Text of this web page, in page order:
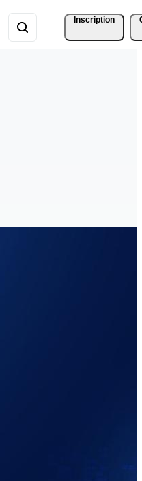
Inscription